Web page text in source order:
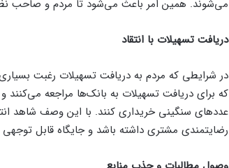
می‌شوند. همین امر باعث می‌شود تا مردم و صاحب
دریافت تسهیلات با انتقاد
در شرایطی که مردم به دریافت تسهیلات رغبت
که برای دریافت تسهیلات به بانک‌ها مراجعه
عدد‌های سنگینی خریداری کنند. با این وصف شاهد
رضایتمندی مشتری داشته باشد و جایگاه قابل